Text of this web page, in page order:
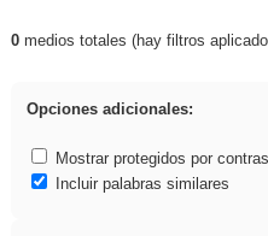
Resultados de:
0medios totales (hay filtros
Opciones adicionales:
Mostrar protegidos por
Incluir palabras similares